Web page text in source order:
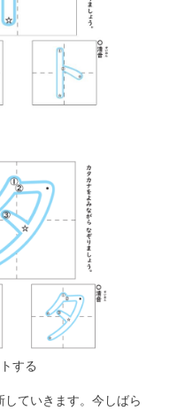
する
ていきます。今しばら